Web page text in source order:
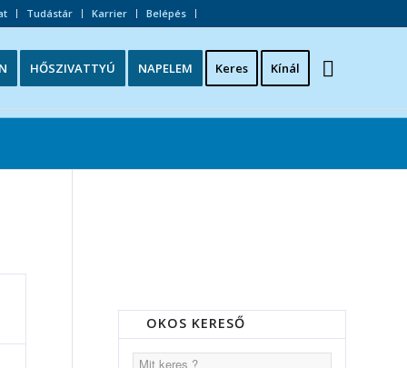
Tudástár Karrier Belépés
HŐSZIVATTYÚ NAPELEM Keres Kínál
OKOS KERESŐ